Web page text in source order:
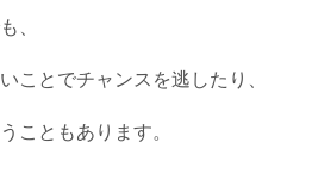
、
ことでチャンスを逃したり、
こともあります。